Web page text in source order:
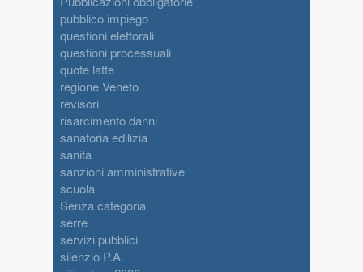
pubblico impiego
questioni elettorali
questioni processuali
quote latte
regione Veneto
revisori
risarcimento danni
sanatoria edilizia
sanità
sanzioni amministrative
scuola
Senza categoria
serre
servizi pubblici
silenzio P.A.